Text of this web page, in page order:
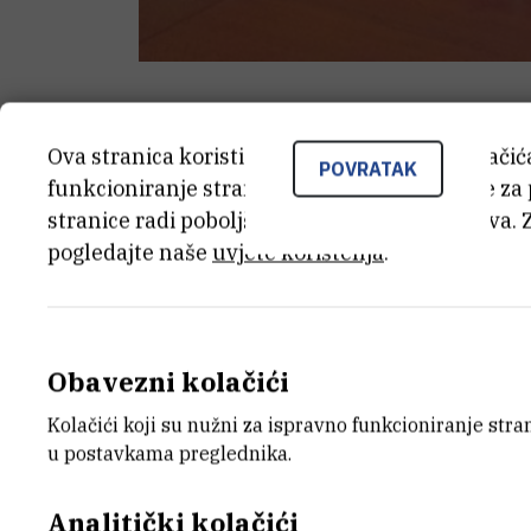
Danas je u Rektoratu
uspostavi Hrvatskog
smješten na Institutu
Zagrebu prof. dr. sc.
Ramljak i ravnatelj
„Osnivanje Centra povijesni je čin u
institucije udružuju i tako čine iskorak,
POVRATAK
Ova stranica koristi kolačiće. Neki od tih
funkcioniranje stranice, dok se drugi koriste
stranice radi poboljšanja korisničkog iskustva.
pogledajte naše uvjete korištenja.
Obavezni kolačići
Kolačići koji su nužni za ispravno funkcioniranje
u postavkama preglednika.
Analitički kolačići